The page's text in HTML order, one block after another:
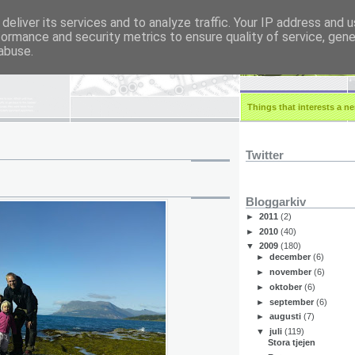
Things that interests a
Twitter
Bloggarkiv
► 2011 (2)
► 2010 (40)
▼ 2009 (180)
►december(6)
►november(6)
►oktober(6)
►september(6)
►augusti(7)
▼juli(119)
Stora tjejen
its services and to analyze traffic. Your IP address and
and security metrics to ensure quality of service,